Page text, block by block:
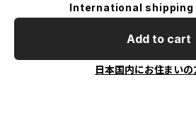
International shipping
Add to cart
日本国内にお住まいの